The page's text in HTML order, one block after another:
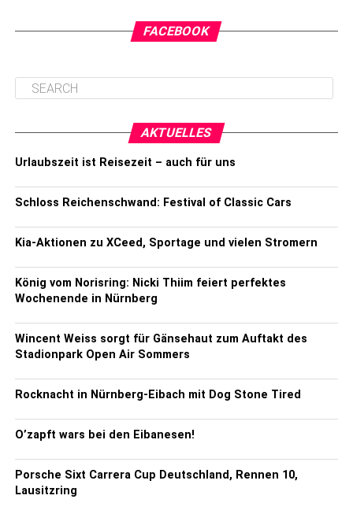
FACEBOOK
AKTUELLES
Urlaubszeit ist Reisezeit – auch für uns
Schloss Reichenschwand: Festival of Classic Cars
Kia-Aktionen zu XCeed, Sportage und vielen Stromern
König vom Norisring: Nicki Thiim feiert perfektes
Wochenende in Nürnberg
Wincent Weiss sorgt für Gänsehaut zum Auftakt des
Stadionpark Open Air Sommers
Rocknacht in Nürnberg-Eibach mit Dog Stone Tired
O’zapft wars bei den Eibanesen!
Porsche Sixt Carrera Cup Deutschland, Rennen 10,
Lausitzring